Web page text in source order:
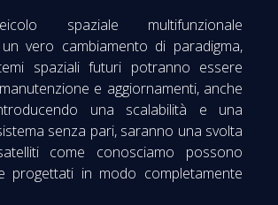
spaziale multifunzionale
vero cambiamento di paradigma,
spaziali futuri potranno essere
e aggiornamenti, anche
una scalabilità e una
senza pari, saranno una svolta
come conosciamo possono
progettati in modo completamente